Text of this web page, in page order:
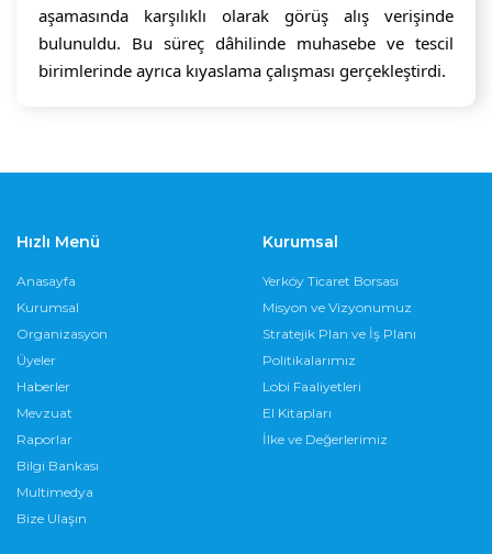
aşamasında karşılıklı olarak görüş alış verişinde
bulunuldu. Bu süreç dâhilinde muhasebe ve tescil
birimlerinde ayrıca kıyaslama çalışması gerçekleştirdi.
Hızlı Menü
Anasayfa
Kurumsal
Organizasyon
Üyeler
Haberler
Mevzuat
Raporlar
Bilgi Bankası
Multimedya
Bize Ulaşın
Kurumsal
Yerköy Ticaret Borsası
Misyon ve Vizyonumuz
Stratejik Plan ve İş Planı
Politikalarımız
Lobi Faaliyetleri
El Kitapları
İlke ve Değerlerimiz